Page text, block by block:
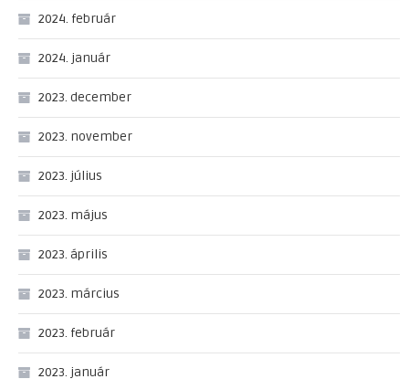
2024. február
2024. január
2023. december
2023. november
2023. július
2023. május
2023. április
2023. március
2023. február
2023. január